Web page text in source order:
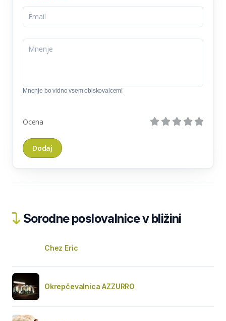
Mnenje bo vidno vsem obiskovalcem!
Ocena
Sorodne poslovalnice v bližini
Chez Eric
Okrepčevalnica AZZURRO